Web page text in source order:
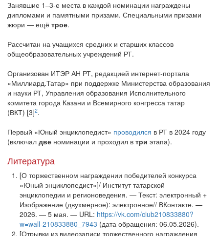
Занявшие 1–3-е места в каждой номинации награждены
дипломами и памятными призами. Специальными призами
жюри — ещё трое.
Рассчитан на учащихся средних и старших классов
общеобразовательных учреждений РТ.
Организован ИТЭР АН РТ, редакцией интернет-портала
«Миллиард.Татар» при поддержке Министерства образования
и науки РТ, Управления образования Исполнительного
комитета города Казани и Всемирного конгресса татар
(ВКТ) [3]2.
Первый «Юный энциклопедист» проводился в РТ в 2024 году
(включал две номинации и проходил в три этапа).
Литература
[О торжественном награждении победителей конкурса
«Юный энциклопедист»]/ Институт татарской
энциклопедии и регионоведения. — Текст: электронный +
Изображение (двухмерное): электронное// ВКонтакте. —
2026. — 5 мая. — URL: https://vk.com/club210833880?
w=wall-210833880_7943 (дата обращения: 06.05.2026).
[Отрывки из видеозаписи торжественного награждения